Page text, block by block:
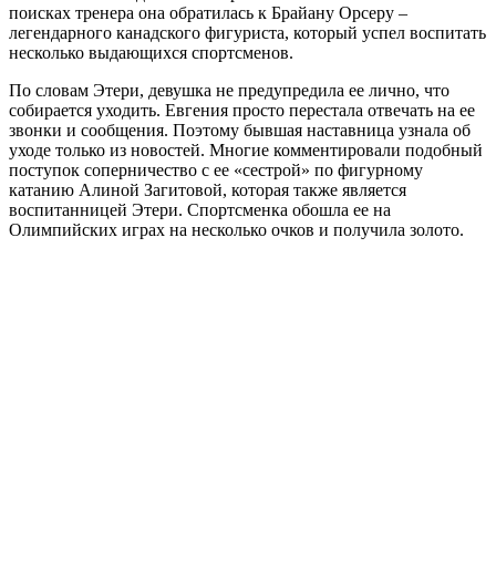
поисках тренера она обратилась к Брайану Орсеру –
легендарного канадского фигуриста, который успел воспитать
несколько выдающихся спортсменов.
По словам Этери, девушка не предупредила ее лично, что
собирается уходить. Евгения просто перестала отвечать на ее
звонки и сообщения. Поэтому бывшая наставница узнала об
уходе только из новостей. Многие комментировали подобный
поступок соперничество с ее «сестрой» по фигурному
катанию Алиной Загитовой, которая также является
воспитанницей Этери. Спортсменка обошла ее на
Олимпийских играх на несколько очков и получила золото.